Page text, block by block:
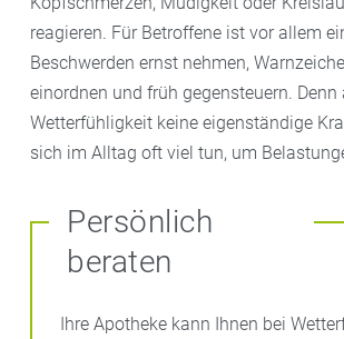
reagieren. Für Betroffene ist vor allem
Beschwerden ernst nehmen,
einordnen und früh gegensteuern. Denn
Wetterfühligkeit keine eigenständige
sich im Alltag oft viel tun, um
Persönlich
beraten
Ihre Apotheke kann Ihnen bei